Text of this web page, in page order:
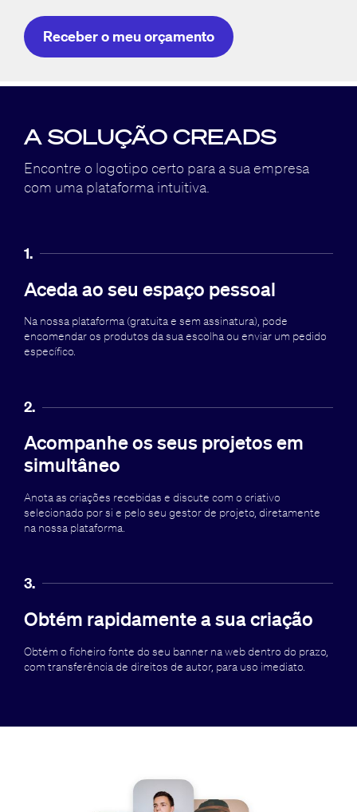
Receber o meu orçamento
A SOLUÇÃO CREADS
Encontre o logotipo certo para a sua empresa
com uma plataforma intuitiva.
1.
Aceda ao seu espaço pessoal
Na nossa plataforma (gratuita e sem assinatura), pode
encomendar os produtos da sua escolha ou enviar um pedido
específico.
2.
Acompanhe os seus projetos em
simultâneo
Anota as criações recebidas e discute com o criativo
selecionado por si e pelo seu gestor de projeto, diretamente
na nossa plataforma.
3.
Obtém rapidamente a sua criação
Obtém o ficheiro fonte do seu banner na web dentro do prazo,
com transferência de direitos de autor, para uso imediato.